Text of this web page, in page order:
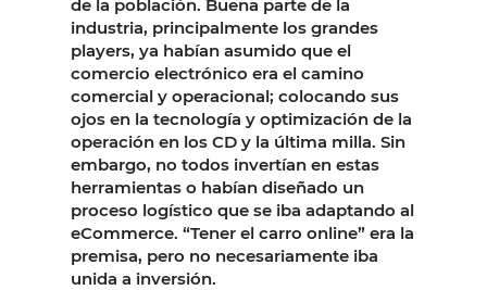
de la población. Buena parte de la
industria, principalmente los grandes
players, ya habían asumido que el
comercio electrónico era el camino
comercial y operacional; colocando sus
ojos en la tecnología y optimización de la
operación en los CD y la última milla. Sin
embargo, no todos invertían en estas
herramientas o habían diseñado un
proceso logístico que se iba adaptando al
eCommerce. “Tener el carro online” era la
premisa, pero no necesariamente iba
unida a inversión.